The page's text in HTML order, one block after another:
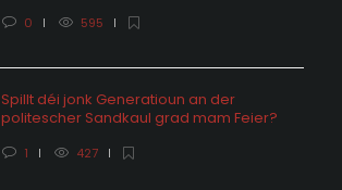
0 595
Spillt déi jonk Generatioun an der
politescher Sandkaul grad mam Feier?
1 427